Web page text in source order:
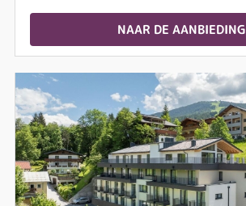
NAAR DE AANBIEDING